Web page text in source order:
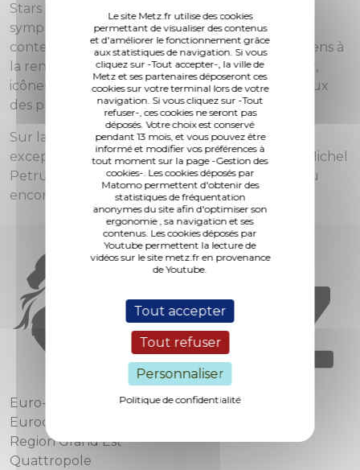
Le site Metz.fr utilise des cookies
permettant de visualiser des contenus
et d'améliorer le fonctionnement grâce
aux statistiques de navigation. Si vous
cliquez sur -Tout accepter-, la ville de
Metz et ses partenaires déposeront ces
cookies sur votre terminal lors de votre
navigation. Si vous cliquez sur -Tout
refuser-, ces cookies ne seront pas
déposés. Votre choix est conservé
pendant 13 mois, et vous pouvez être
informé et modifier vos préférences à
tout moment sur la page -Gestion des
cookies-. Les cookies déposés par
Matomo permettent d'obtenir des
statistiques de fréquentation
anonymes du site afin d'optimiser son
ergonomie , sa navigation et ses
contenus. Les cookies déposés par
Youtube permettent la lecture de
vidéos sur le site metz.fr en provenance
de Youtube.
Tout accepter
Tout refuser
Personnaliser
Politique de confidentialité
Stars incontestées de la danse, des musiques
symphoniques, baroque, de chambre et
contemporaine; grandes voix du lyrique, musiciens à
la renommée planétaire du classique et du jazz,
icônes des musiques du monde, chefs prestigieux
des plus grands orchestres…
Sur la scène de cette salle à l'acoustique
exceptionnelle se sont produits, entre autres, Michel
Petrucciani, Barbara Hendricks, Cesaria Evora ou
encore Ray Charles.
Euro-Métropole de Metz
Eurodépartement de Moselle
Region Grand Est
Quattropole